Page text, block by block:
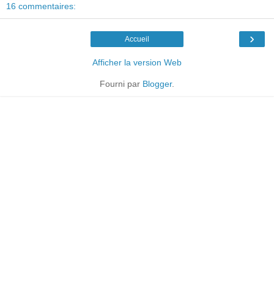
16 commentaires:
›
Accueil
Afficher la version Web
Fourni par Blogger.